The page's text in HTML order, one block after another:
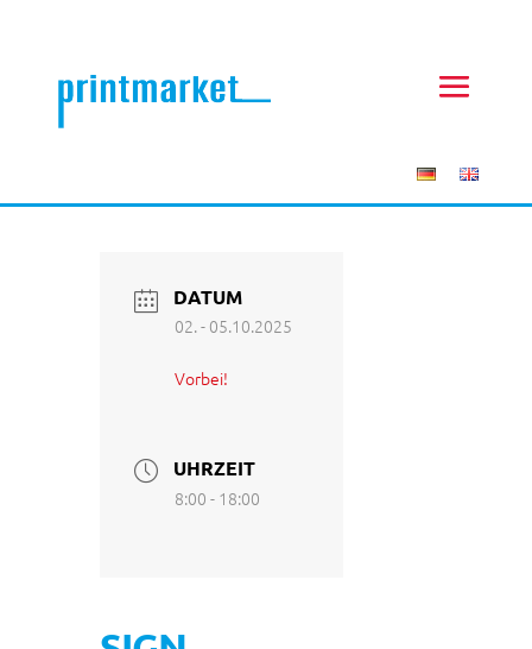
DATUM
02. - 05.10.2025
Vorbei!
UHRZEIT
8:00 - 18:00